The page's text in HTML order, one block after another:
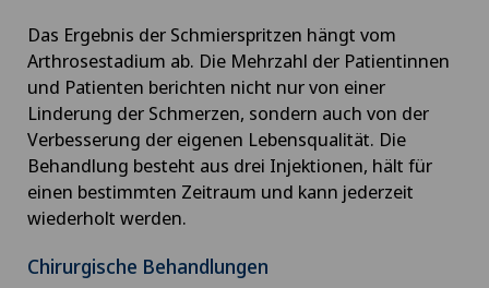
Das Ergebnis der Schmierspritzen hängt vom
Arthrosestadium ab. Die Mehrzahl der Patientinnen
und Patienten berichten nicht nur von einer
Linderung der Schmerzen, sondern auch von der
Verbesserung der eigenen Lebensqualität. Die
Behandlung besteht aus drei Injektionen, hält für
einen bestimmten Zeitraum und kann jederzeit
wiederholt werden.
Chirurgische Behandlungen